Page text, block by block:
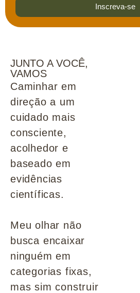
Inscreva-se
JUNTO A VOCÊ,
VAMOS
Caminhar em
direção a um
cuidado mais
consciente,
acolhedor e
baseado em
evidências
científicas.
Meu olhar não
busca encaixar
ninguém em
categorias fixas,
mas sim construir